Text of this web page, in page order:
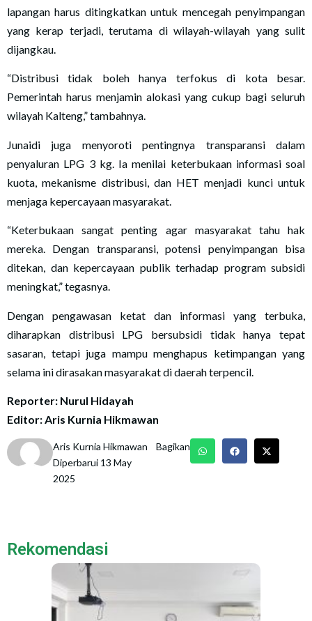
lapangan harus ditingkatkan untuk mencegah penyimpangan
yang kerap terjadi, terutama di wilayah-wilayah yang sulit
dijangkau.
“Distribusi tidak boleh hanya terfokus di kota besar.
Pemerintah harus menjamin alokasi yang cukup bagi seluruh
wilayah Kalteng,” tambahnya.
Junaidi juga menyoroti pentingnya transparansi dalam
penyaluran LPG 3 kg. Ia menilai keterbukaan informasi soal
kuota, mekanisme distribusi, dan HET menjadi kunci untuk
menjaga kepercayaan masyarakat.
“Keterbukaan sangat penting agar masyarakat tahu hak
mereka. Dengan transparansi, potensi penyimpangan bisa
ditekan, dan kepercayaan publik terhadap program subsidi
meningkat,” tegasnya.
Dengan pengawasan ketat dan informasi yang terbuka,
diharapkan distribusi LPG bersubsidi tidak hanya tepat
sasaran, tetapi juga mampu menghapus ketimpangan yang
selama ini dirasakan masyarakat di daerah terpencil.
Reporter: Nurul Hidayah
Editor: Aris Kurnia Hikmawan
Aris Kurnia Hikmawan
Diperbarui 13 May
2025
Bagikan
Rekomendasi